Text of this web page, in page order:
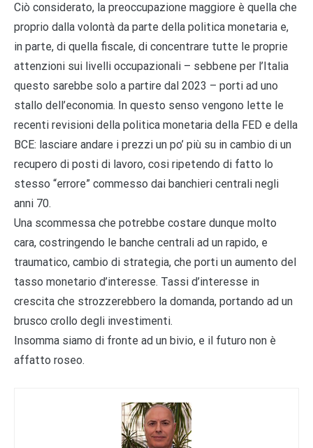
Ciò considerato, la preoccupazione maggiore è quella che
proprio dalla volontà da parte della politica monetaria e,
in parte, di quella fiscale, di concentrare tutte le proprie
attenzioni sui livelli occupazionali – sebbene per l’Italia
questo sarebbe solo a partire dal 2023 – porti ad uno
stallo dell’economia. In questo senso vengono lette le
recenti revisioni della politica monetaria della FED e della
BCE: lasciare andare i prezzi un po’ più su in cambio di un
recupero di posti di lavoro, cosi ripetendo di fatto lo
stesso “errore” commesso dai banchieri centrali negli
anni 70.
Una scommessa che potrebbe costare dunque molto
cara, costringendo le banche centrali ad un rapido, e
traumatico, cambio di strategia, che porti un aumento del
tasso monetario d’interesse. Tassi d’interesse in
crescita che strozzerebbero la domanda, portando ad un
brusco crollo degli investimenti.
Insomma siamo di fronte ad un bivio, e il futuro non è
affatto roseo.